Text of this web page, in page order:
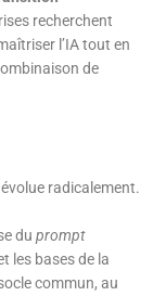
recherchent
l’IA tout en
de
radicalement.
du prompt
les bases de la
commun, au